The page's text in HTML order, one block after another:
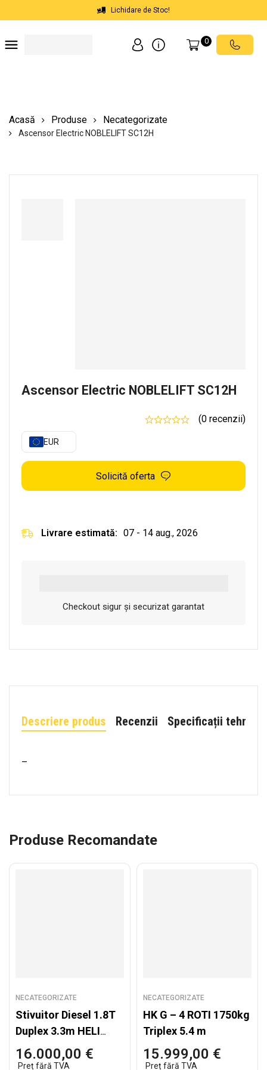
Lichidare de Stoc!
0
Acasă Produse Necategorizate
Ascensor Electric NOBLELIFT SC12H
Ascensor Electric NOBLELIFT SC12H
(0 recenzii)
EUR
Solicită oferta
Livrare estimată: 07 - 14 aug., 2026
Checkout sigur și securizat garantat
Descriere produs Recenzii Specificații tehnice
–
Produse Recomandate
NECATEGORIZATE
Stivuitor Diesel 1.8T
Duplex 3.3m HELI
CPCD18-KU11H
16.000,00 €
NECATEGORIZATE
HK G – 4 ROTI 1750kg
Triplex 5.4 m
15.999,00 €